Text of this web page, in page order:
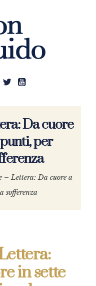
Da cuore
per
– Lettera: Da cuore a
sofferenza
in sette